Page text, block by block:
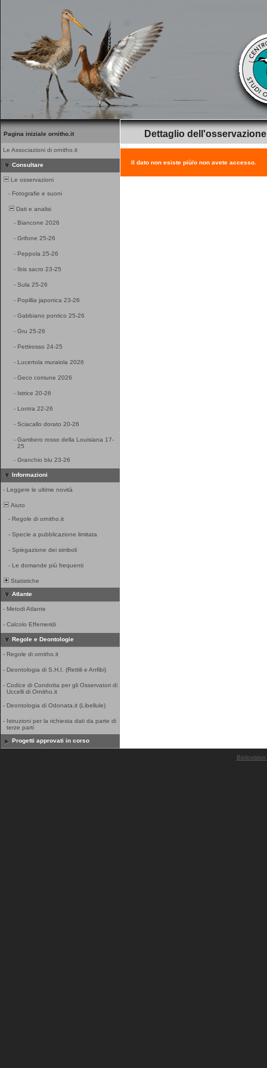
Pagina iniziale ornitho.it
Le Associazioni di ornitho.it
Consultare
Le osservazioni
- Fotografie e suoni
Dati e analisi
- Biancone 2026
- Grifone 25-26
- Peppola 25-26
- Ibis sacro 23-25
- Sula 25-26
- Popillia japonica 23-26
- Gabbiano pontico 25-26
- Gru 25-26
- Pettirosso 24-25
- Lucertola muraiola 2026
- Geco comune 2026
- Istrice 20-26
- Lontra 22-26
- Sciacallo dorato 20-26
- Gambero rosso della Louisiana 17-
25
- Granchio blu 23-26
Informazioni
- Leggere le ultime novità
Aiuto
- Regole di ornitho.it
- Specie a pubblicazione limitata
- Spiegazione dei simboli
- Le domande più frequenti
Statistiche
Atlante
- Metodi Atlante
- Calcolo Effemeridi
Regole e Deontologie
- Regole di ornitho.it
- Deontologia di S.H.I. (Rettili e Anfibi)
- Codice di Condotta per gli Osservatori di
Uccelli di Ornitho.it
- Deontologia di Odonata.it (Libellule)
- Istruzioni per la richiesta dati da parte di
terze parti
Progetti approvati in corso
Dettaglio dell'osservazione
Il dato non esiste più/o non avete accesso.
Biolovision